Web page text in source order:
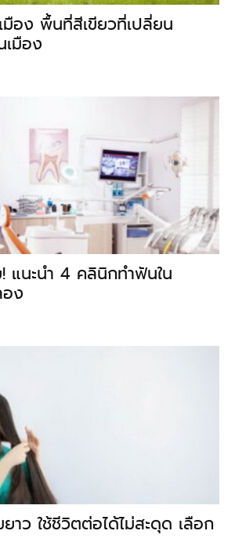
อง พื้นที่สีเขียวที่เปลี่ยน
มือง
แนะนำ 4 คลินิกทำฟันใน
อง
ว ใช้ชีวิตต่อได้ไม่สะดุด เลือก